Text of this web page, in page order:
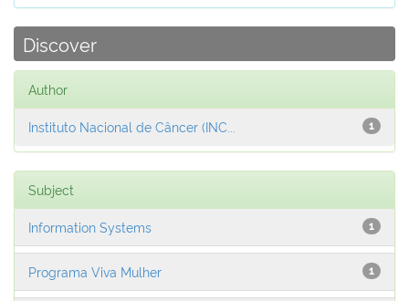
Discover
Author
1
Instituto Nacional de Câncer (INC...
Subject
1
Information Systems
1
Programa Viva Mulher